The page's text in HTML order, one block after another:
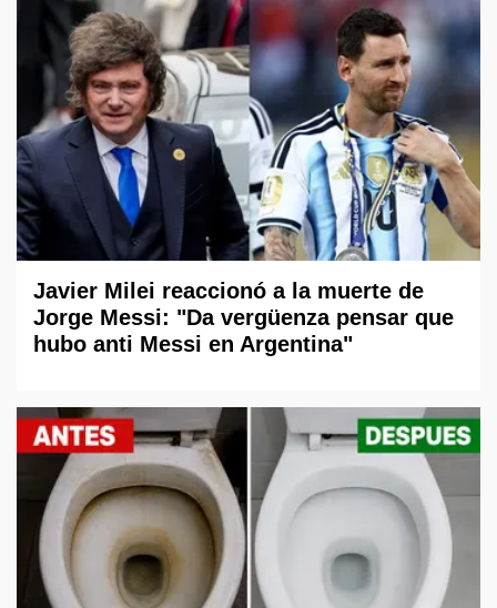
Javier Milei reaccionó a la muerte de
Jorge Messi: "Da vergüenza pensar que
hubo anti Messi en Argentina"